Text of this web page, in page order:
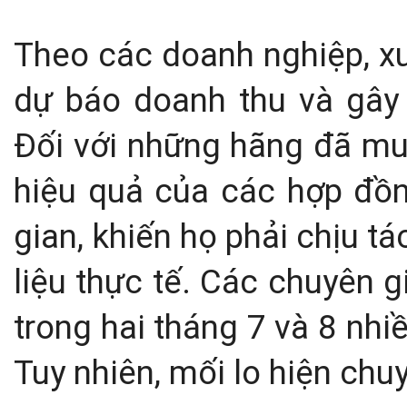
Theo các doanh nghiệp,
dự báo doanh thu và
Đối với những hãng đã
hiệu quả của các hợp
gian, khiến họ phải chịu
liệu thực tế. Các chuyên
trong hai tháng 7 và 8
Tuy nhiên, mối lo hiện